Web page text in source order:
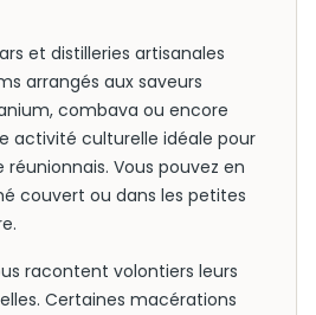
et distilleries artisanales
arrangés aux saveurs
combava ou encore
activité culturelle idéale pour
réunionnais. Vous pouvez en
couvert ou dans les petites
racontent volontiers leurs
Certaines macérations